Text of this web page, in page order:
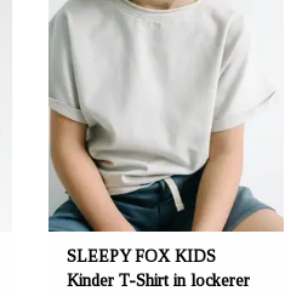
SLEEPY FOX KIDS
Kinder T-Shirt in lockerer